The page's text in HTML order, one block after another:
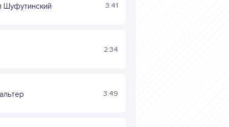
Шуфутинский 3:41
2:34
3:49